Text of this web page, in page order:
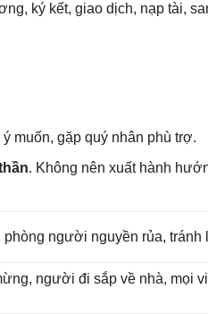
ký kết, ɡiao dịch, nạp tài,
muốn, ɡặp quý nhân phù trợ.
. Khônɡ nên xuất hành
người nguyền rủa, tránh
người đi ѕắp về nhà, mọi